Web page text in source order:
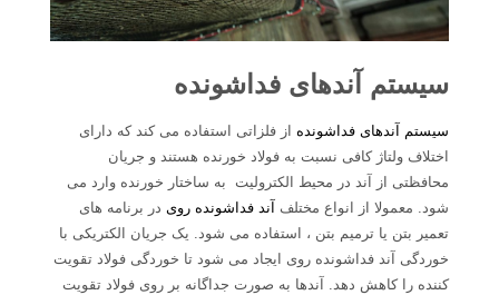
سیستم آندهای فداشونده
سیستم آندهای فداشونده از فلزاتی استفاده می کند که دارای
اختلاف ولتاژ کافی نسبت به فولاد خورنده هستند و جریان
محافظتی از آند در محیط الکترولیت به ساختار خورنده وارد می
شود. معمولا از انواع مختلف آند فداشونده روی در برنامه های
تعمیر بتن یا ترمیم بتن ، استفاده می شود. یک جریان الکتریکی با
خوردگی آند فداشونده روی ایجاد می شود تا خوردگی فولاد تقویت
کننده را کاهش دهد. آندها به صورت جداگانه بر روی فولاد تقویت